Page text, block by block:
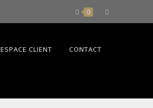
0
ESPACE CLIENT CONTACT